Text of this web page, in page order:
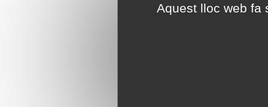
Aquest lloc web fa